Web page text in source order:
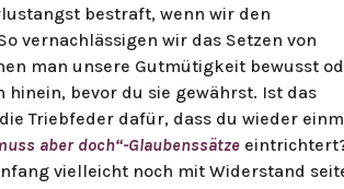
bestraft, wenn wir den
vernachlässigen wir das Setzen von
man unsere Gutmütigkeit bewusst
bevor du sie gewährst. Ist das
Triebfeder dafür, dass du wieder
aber doch“-Glaubenssätze
vielleicht noch mit Widerstand